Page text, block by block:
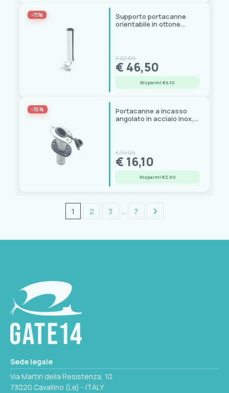
-11%
Supporto portacanne
orientabile in ottone
€ 52,60
€ 46,50
Risparmi €6.10
-15%
Portacanne a incasso
angolato in acciaio inox, ø
€ 19,00
€ 16,10
Risparmi €2.90
1 2 3 7
Sede legale
Via Martiri della Resistenza, 10
73020 Cavallino (Le) - ITALY